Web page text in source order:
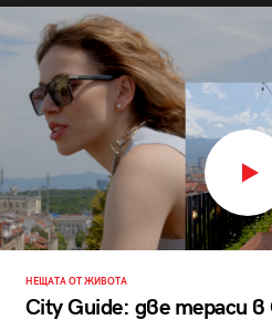
НЕЩАТА ОТ ЖИВОТА
City Guide: две тераси